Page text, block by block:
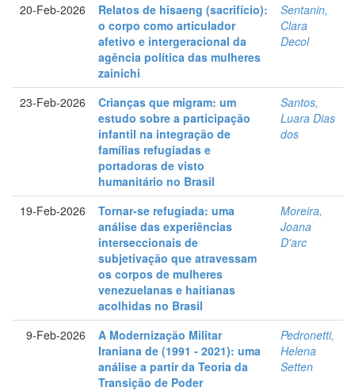
20-Feb-2026
Relatos de hisaeng (sacrifício):
o corpo como articulador
afetivo e intergeracional da
agência política das mulheres
zainichi
Sentanin,
Clara
Decol
23-Feb-2026
Crianças que migram: um
estudo sobre a participação
infantil na integração de
famílias refugiadas e
portadoras de visto
humanitário no Brasil
Santos,
Luara Dias
dos
19-Feb-2026
Tornar-se refugiada: uma
análise das experiências
interseccionais de
subjetivação que atravessam
os corpos de mulheres
venezuelanas e haitianas
acolhidas no Brasil
Moreira,
Joana
D'arc
9-Feb-2026
A Modernização Militar
Iraniana de (1991 - 2021): uma
análise a partir da Teoria da
Transição de Poder
Pedronetti,
Helena
Setten